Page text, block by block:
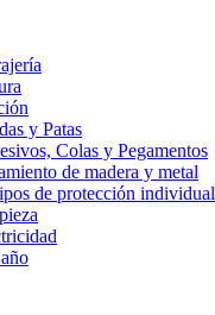
y Patas
Colas y Pegamentos
de madera y metal
de protección individual